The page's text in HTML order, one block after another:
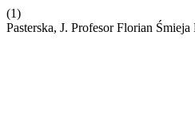
(1)
Pasterska, J. Profesor Florian